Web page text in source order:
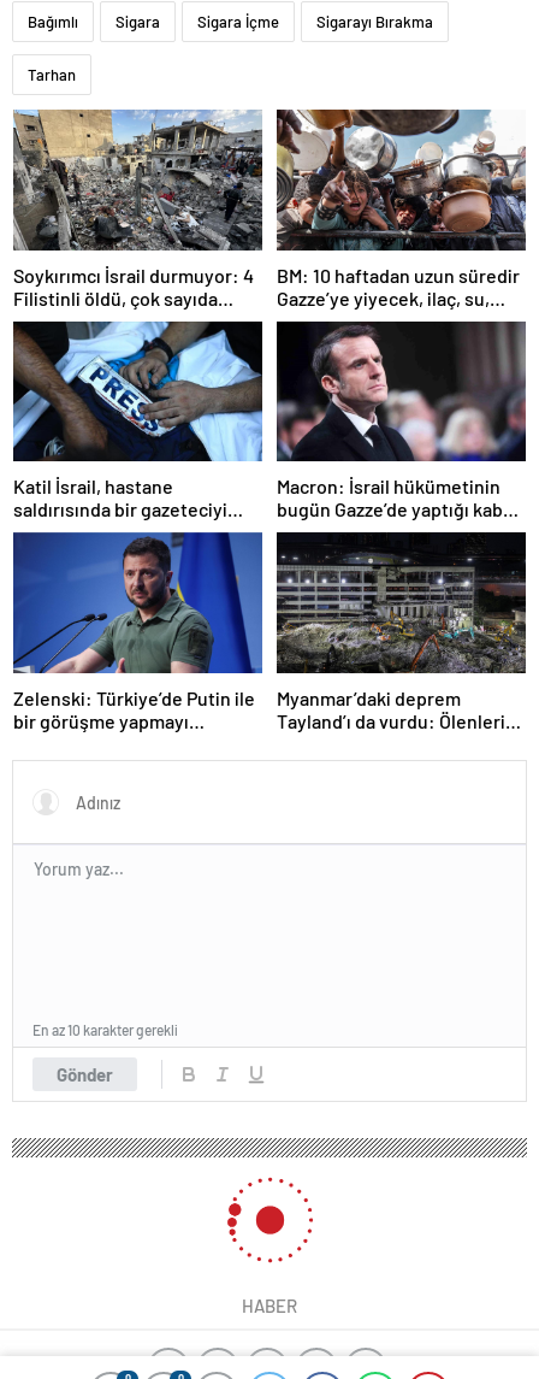
Bağımlı Sigara Sigara İçme Sigarayı Bırakma
Tarhan
Soykırımcı İsrail durmuyor: 4
Filistinli öldü, çok sayıda
yaralı var
BM: 10 haftadan uzun süredir
Gazze’ye yiyecek, ilaç, su,
çadır girmedi
Katil İsrail, hastane
saldırısında bir gazeteciyi
öldürdüğünü itiraf etti
Macron: İsrail hükümetinin
bugün Gazze’de yaptığı kabul
edilemez
Zelenski: Türkiye’de Putin ile
bir görüşme yapmayı
Myanmar’daki deprem
Tayland’ı da vurdu: Ölenlerin
Gönder
En az 10 karakter gerekli
HABER